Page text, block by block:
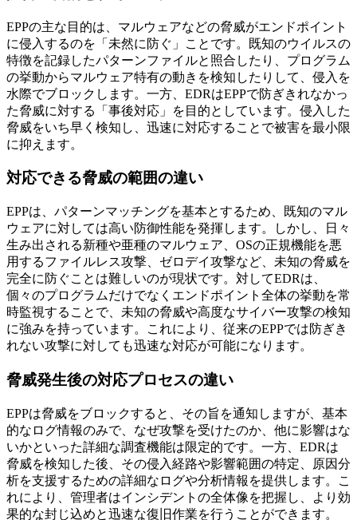
EPPの主な目的は、マルウェアなどの脅威がエンドポイント
に侵入するのを「未然に防ぐ」ことです。既知のウイルスの
特徴を記録したパターンファイルと照合したり、プログラム
の挙動からマルウェア特有の動きを検知したりして、侵入を
水際でブロックします。一方、EDRはEPPで防ぎきれなかっ
た脅威に対する「事後対応」を目的としています。侵入した
脅威をいち早く検知し、迅速に対応することで被害を最小限
に抑えます。
対応できる脅威の範囲の違い
EPPは、パターンマッチングを基本とするため、既知のマル
ウェアに対しては高い防御性能を発揮します。しかし、日々
生み出される新種や亜種のマルウェア、OSの正規機能を悪
用するファイルレス攻撃、ゼロデイ攻撃など、未知の脅威を
完全に防ぐことは難しいのが現状です。対してEDRは、
個々のプログラムだけでなくエンドポイント全体の挙動を常
時監視することで、未知の脅威や高度なサイバー攻撃の検知
に強みを持っています。これにより、従来のEPPでは防ぎき
れない攻撃に対しても迅速な対応が可能になります。
脅威発生後の対応プロセスの違い
EPPは脅威をブロックすると、その旨を通知しますが、基本
的なログ情報のみで、なぜ攻撃を受けたのか、他に影響はな
いかといった詳細な調査機能は限定的です。一方、EDRは
脅威を検知した後、その侵入経路や影響範囲の特定、原因分
析を支援するための詳細なログや分析情報を提供します。こ
れにより、管理者はインシデントの全体像を把握し、より効
果的な封じ込めと迅速な復旧作業を行うことができます。